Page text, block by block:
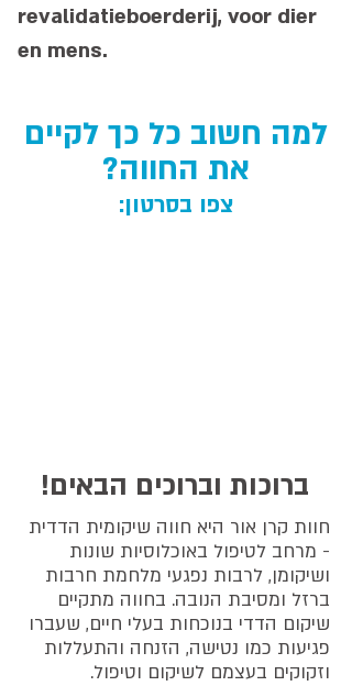
revalidatieboerderij, voor dier
en mens.
למה חשוב כל כך לקיים
את החווה?
צפו בסרטון:
ברוכות וברוכים הבאים!
חוות קרן אור היא חווה שיקומית הדדית
- מרחב לטיפול באוכלוסיות שונות
ושיקומן, לרבות נפגעי מלחמת חרבות
ברזל ומסיבת הנובה. בחווה מתקיים
שיקום הדדי בנוכחות בעלי חיים, שעברו
פגיעות כמו נטישה, הזנחה והתעללות
וזקוקים בעצמם לשיקום וטיפול.